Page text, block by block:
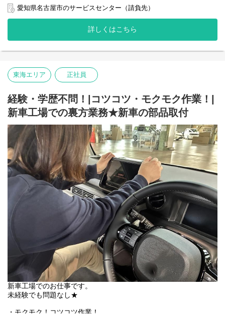
しっかりと指導しますので、まずはお気軽にご応募下さい。
スポンジやタオルで油膜を取る溶剤を塗る
↓
手順はこれだけ！
シンプルな作業なので、覚えるのはカンタン◎
未経験スタートの方も多数活躍しています。
ライン作業ではないのでマイペースに作業が可能！
「掃除すると、ちょっとしたところまで気になっちゃう…」
そんな方には特におすすめ！
塗りムラや拭きムラなく仕上げるのが、この仕事のポイント！
ピカピカの一台に仕上げてくださいね◎
＼自動車の知識はもちろんメカニック知識や技術は不問！／
知識経験は不要★
細かいマニュアルがあるため安心！
未経験から始めたスタッフや当社では女性も活躍中！
未経験の方でも、一から丁寧に指導致しますので
まずはお気軽にご応募下さい。
＼中部カーサービスについて／
各種大手自動車メーカーとの
お取引で安定した業績を築いています。
メイン１社のみのお取引先だけでなく、
複数の大手自動車メーカー様に
信頼をいただいているのも
愛知県名古屋市のサービスセンター（請負先）
詳しくはこちら
東海エリア 正社員
経験・学歴不問！|コツコツ・モクモク作業！|
新車工場での裏方業務★新車の部品取付
新車工場でのお仕事です。
未経験でも問題なし★
・モクモク！コツコツ作業！